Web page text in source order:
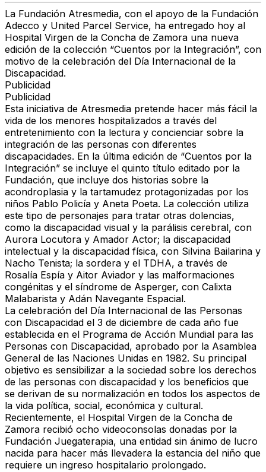
La Fundación Atresmedia, con el apoyo de la Fundación
Adecco y United Parcel Service, ha entregado hoy al
Hospital Virgen de la Concha de Zamora una nueva
edición de la colección “Cuentos por la Integración”, con
motivo de la celebración del Día Internacional de la
Discapacidad.
Publicidad
Publicidad
Esta iniciativa de Atresmedia pretende hacer más fácil la
vida de los menores hospitalizados a través del
entretenimiento con la lectura y concienciar sobre la
integración de las personas con diferentes
discapacidades. En la última edición de “Cuentos por la
Integración” se incluye el quinto título editado por la
Fundación, que incluye dos historias sobre la
acondroplasia y la tartamudez protagonizadas por los
niños Pablo Policía y Aneta Poeta. La colección utiliza
este tipo de personajes para tratar otras dolencias,
como la discapacidad visual y la parálisis cerebral, con
Aurora Locutora y Amador Actor; la discapacidad
intelectual y la discapacidad física, con Silvina Bailarina y
Nacho Tenista; la sordera y el TDHA, a través de
Rosalía Espía y Aitor Aviador y las malformaciones
congénitas y el síndrome de Asperger, con Calixta
Malabarista y Adán Navegante Espacial.
La celebración del Día Internacional de las Personas
con Discapacidad el 3 de diciembre de cada año fue
establecida en el Programa de Acción Mundial para las
Personas con Discapacidad, aprobado por la Asamblea
General de las Naciones Unidas en 1982. Su principal
objetivo es sensibilizar a la sociedad sobre los derechos
de las personas con discapacidad y los beneficios que
se derivan de su normalización en todos los aspectos de
la vida política, social, económica y cultural.
Recientemente, el Hospital Virgen de la Concha de
Zamora recibió ocho videoconsolas donadas por la
Fundación Juegaterapia, una entidad sin ánimo de lucro
nacida para hacer más llevadera la estancia del niño que
requiere un ingreso hospitalario prolongado.